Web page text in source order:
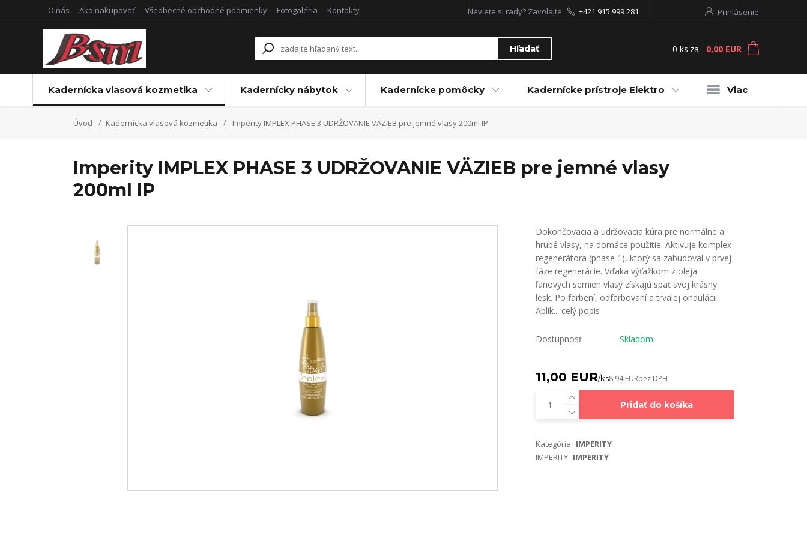
O nás Ako nakupovať Všeobecné obchodné podmienky Fotogaléria Kontakty Prihlásenie
Hľadať
Neviete si rady? Zavolajte. +421 915 999 281
0 ks za 0,00 EUR
Kadernícka vlasová kozmetika Kadernícky nábytok Kadernícke pomôcky Kadernícke prístroje Elektro Viac
Úvod Kadernícka vlasová kozmetika Imperity IMPLEX PHASE 3 UDRŽOVANIE VÄZIEB pre jemné vlasy 200ml IP
Imperity IMPLEX PHASE 3 UDRŽOVANIE VÄZIEB pre jemné vlasy
200ml IP
Dokončovacia a udržovacia kúra pre normálne a
hrubé vlasy, na domáce použitie. Aktivuje komplex
regenerátora (phase 1), ktorý sa zabudoval v prvej
fáze regenerácie. Vďaka výťažkom z oleja
ľanových semien vlasy získajú späť svoj krásny
lesk. Po farbení, odfarbovaní a trvalej ondulácii:
Aplik... celý popis
Dostupnosť Skladom
11,00 EUR/ks8,94 EURbez DPH
Pridať do košíka
Kategória: IMPERITY
IMPERITY: IMPERITY